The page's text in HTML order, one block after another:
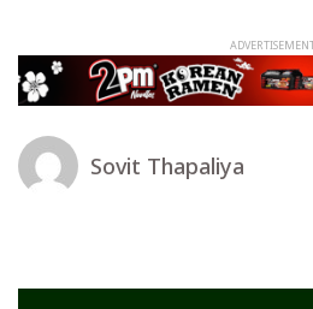
Sovit Thapaliya